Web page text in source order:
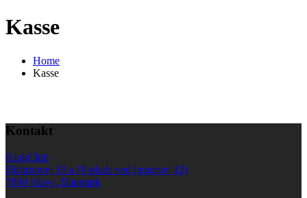
Kasse
Home
Kasse
Kontakt
KinkClub
Bilstrupvej 13 a (P-plads ved jægervej 12)
7800 Skive, Danmark